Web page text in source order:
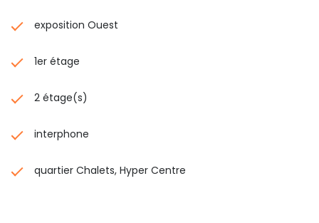
exposition Ouest
1er étage
2 étage(s)
interphone
quartier Chalets, Hyper Centre